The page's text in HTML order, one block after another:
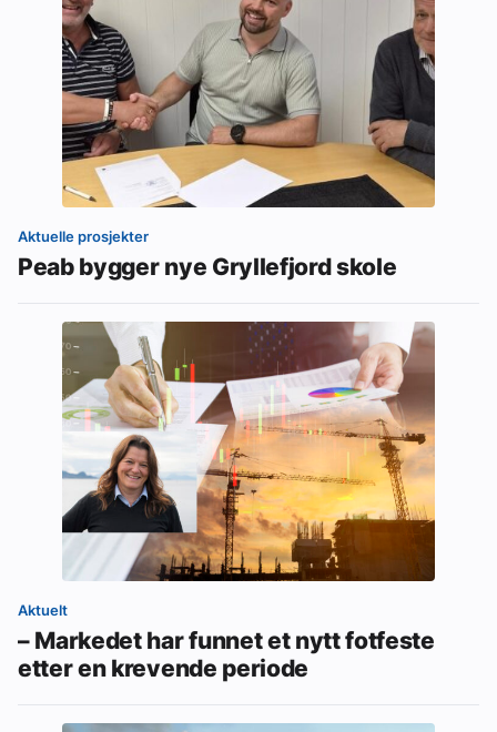
Aktuelle prosjekter
Peab bygger nye Gryllefjord skole
Aktuelt
– Markedet har funnet et nytt fotfeste
etter en krevende periode